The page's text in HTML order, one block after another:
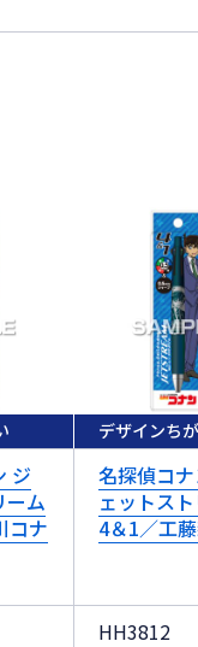
ジ
ーム
コナ
デザインち
名探偵コ
ェットス
4＆1／工
HH3812